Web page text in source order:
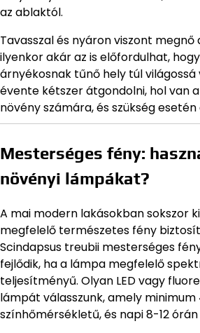
az ablaktól.
Tavasszal és nyáron viszont megnő
ilyenkor akár az is előfordulhat,
árnyékosnak tűnő hely túl világossá
évente kétszer átgondolni, hol van
növény számára, és szükség
Mesterséges fény:
növényi lámpákat?
A mai modern lakásokban sokszor
megfelelő természetes fény
Scindapsus treubii mesterséges
fejlődik, ha a lámpa megfelelő
teljesítményű. Olyan LED vagy
lámpát válasszunk, amely
színhőmérsékletű, és napi 8-12